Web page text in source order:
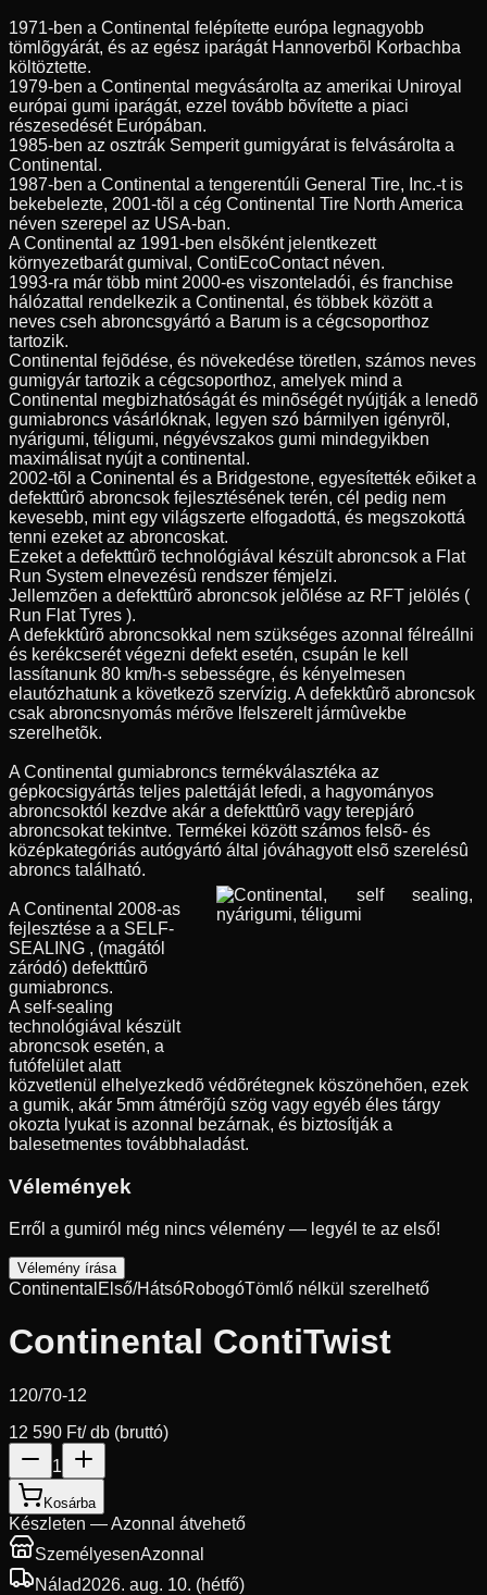
1971-ben a Continental felépítette európa legnagyobb
tömlõgyárát, és az egész iparágát Hannoverbõl Korbachba
költöztette.
1979-ben a Continental megvásárolta az amerikai Uniroyal
európai gumi iparágát, ezzel tovább bõvítette a piaci
részesedését Európában.
1985-ben az osztrák Semperit gumigyárat is felvásárolta a
Continental.
1987-ben a Continental a tengerentúli General Tire, Inc.-t is
bekebelezte, 2001-tõl a cég Continental Tire North America
néven szerepel az USA-ban.
A Continental az 1991-ben elsõként jelentkezett
környezetbarát gumival, ContiEcoContact néven.
1993-ra már több mint 2000-es viszonteladói, és franchise
hálózattal rendelkezik a Continental, és többek között a
neves cseh abroncsgyártó a Barum is a cégcsoporthoz
tartozik.
Continental fejõdése, és növekedése töretlen, számos neves
gumigyár tartozik a cégcsoporthoz, amelyek mind a
Continental megbizhatóságát és minõségét nyújtják a lenedõ
gumiabroncs vásárlóknak, legyen szó bármilyen igényrõl,
nyárigumi, téligumi, négyévszakos gumi mindegyikben
maximálisat nyújt a continental.
2002-tõl a Coninental és a Bridgestone, egyesítették eõiket a
defekttûrõ abroncsok fejlesztésének terén, cél pedig nem
kevesebb, mint egy világszerte elfogadottá, és megszokottá
tenni ezeket az abroncoskat.
Ezeket a defekttûrõ technológiával készült abroncsok a Flat
Run System elnevezésû rendszer fémjelzi.
Jellemzõen a defekttûrõ abroncsok jelõlése az RFT jelölés (
Run Flat Tyres ).
A defekktûrõ abroncsokkal nem szükséges azonnal félreállni
és kerékcserét végezni defekt esetén, csupán le kell
lassítanunk 80 km/h-s sebességre, és kényelmesen
elautózhatunk a következõ szervízig. A defekktûrõ abroncsok
csak abroncsnyomás mérõve lfelszerelt jármûvekbe
szerelhetõk.
A Continental gumiabroncs termékválasztéka az
gépkocsigyártás teljes palettáját lefedi, a hagyományos
abroncsoktól kezdve akár a defekttûrõ vagy terepjáró
abroncsokat tekintve. Termékei között számos felsõ- és
középkategóriás autógyártó által jóváhagyott elsõ szerelésû
abroncs található.
A Continental 2008-as
fejlesztése a a SELF-
SEALING , (magától
záródó) defekttûrõ
gumiabroncs.
A self-sealing
technológiával készült
abroncsok esetén, a
futófelület alatt
közvetlenül elhelyezkedõ védõrétegnek köszönehõen, ezek
a gumik, akár 5mm átmérõjû szög vagy egyéb éles tárgy
okozta lyukat is azonnal bezárnak, és biztosítják a
balesetmentes továbbhaladást.
Vélemények
Erről a gumiról még nincs vélemény — legyél te az első!
Vélemény írása
Continental Első/HátsóRobogóTömlő nélkül szerelhető
Continental ContiTwist
120/70-12
12 590 Ft/ db (bruttó)
1
Kosárba
Készleten — Azonnal átvehető
SzemélyesenAzonnal
Nálad2026. aug. 10. (hétfő)